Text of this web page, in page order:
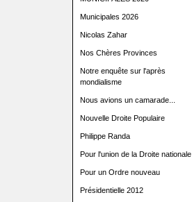
Municipales 2026
Nicolas Zahar
Nos Chères Provinces
Notre enquête sur l'après
mondialisme
Nous avions un camarade...
Nouvelle Droite Populaire
Philippe Randa
Pour l'union de la Droite nationale
Pour un Ordre nouveau
Présidentielle 2012